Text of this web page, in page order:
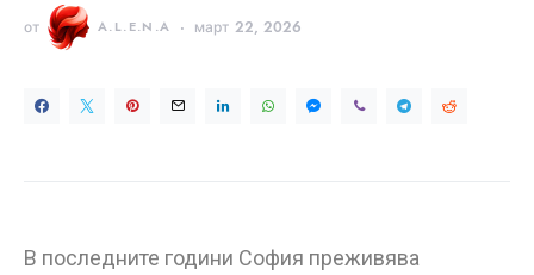
от A.L.E.N.A март 22, 2026
В последните години София преживява